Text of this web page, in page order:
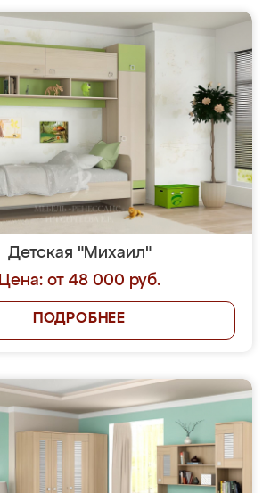
Детская "Михаил"
Цена: от 48 000 руб.
ПОДРОБНЕЕ